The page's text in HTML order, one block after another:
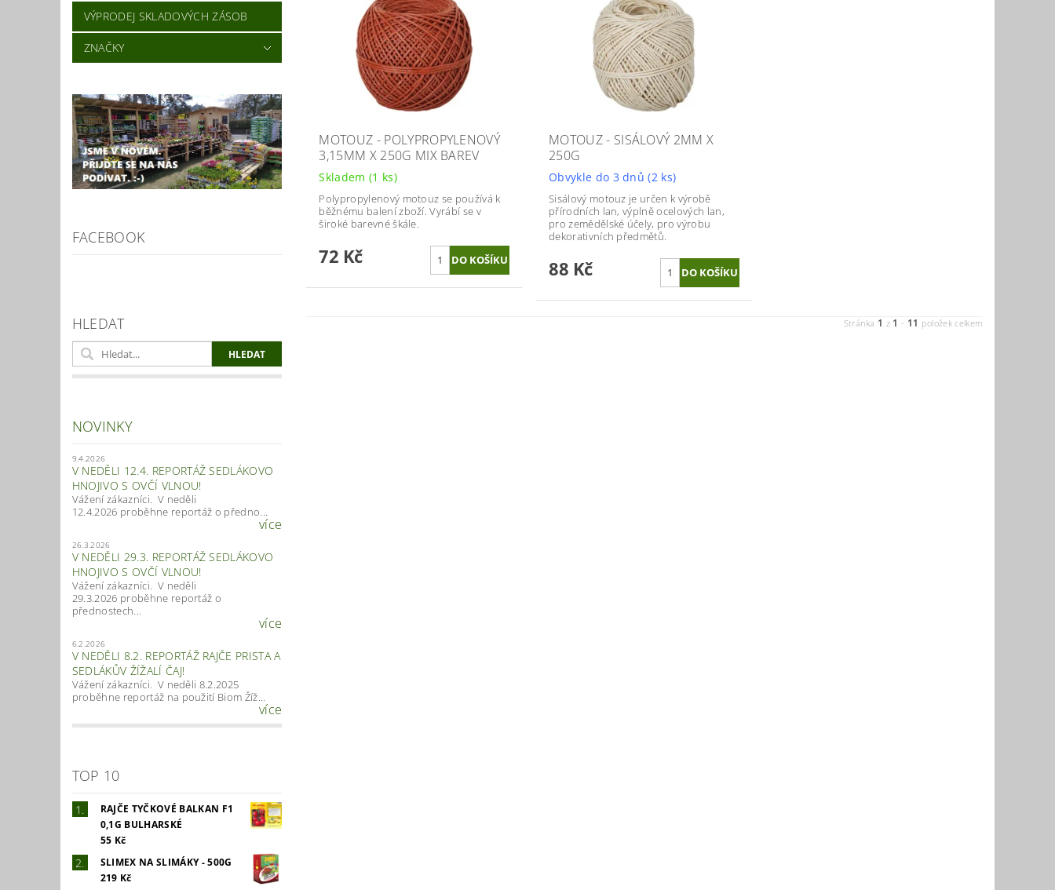
VÝPRODEJ SKLADOVÝCH ZÁSOB
ZNAČKY
FACEBOOK
HLEDAT
NOVINKY
9.4.2026
V NEDĚLI 12.4. REPORTÁŽ SEDLÁKOVO
HNOJIVO S OVČÍ VLNOU!
Vážení zákazníci. V neděli
12.4.2026 proběhne reportáž o předno...
více
26.3.2026
V NEDĚLI 29.3. REPORTÁŽ SEDLÁKOVO
HNOJIVO S OVČÍ VLNOU!
Vážení zákazníci. V neděli
29.3.2026 proběhne reportáž o
přednostech...
více
6.2.2026
V NEDĚLI 8.2. REPORTÁŽ RAJČE PRISTA A
SEDLÁKŮV ŽÍŽALÍ ČAJ!
Vážení zákazníci. V neděli 8.2.2025
proběhne reportáž na použití Biom Žíž...
více
TOP 10
RAJČE TYČKOVÉ BALKAN F1
0,1G BULHARSKÉ
55 Kč
SLIMEX NA SLIMÁKY - 500G
219 Kč
MOTOUZ - POLYPROPYLENOVÝ
3,15MM X 250G MIX BAREV
Skladem (1 ks)
Polypropylenový motouz se používá k
běžnému balení zboží. Vyrábí se v
široké barevné škále.
72 Kč
MOTOUZ - SISÁLOVÝ 2MM X
250G
Obvykle do 3 dnů(2 ks)
Sisálový motouz je určen k výrobě
přírodních lan, výplně ocelových lan,
pro zemědělské účely, pro výrobu
dekorativních předmětů.
88 Kč
Stránka 1 z 1 - 11 položek celkem